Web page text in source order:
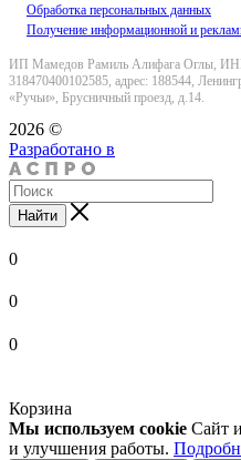
Обработка персональных данных
Получение информационной и
ИП Мамедов Рамиль Алифага Оглы,
318470400102585, адрес: 188544,
«Ручьи», Брусничный проезд, д.14.
2026 ©
Разработано в
Найти
0
0
0
Корзина
Мы используем cookie Сайт
и улучшения работы.